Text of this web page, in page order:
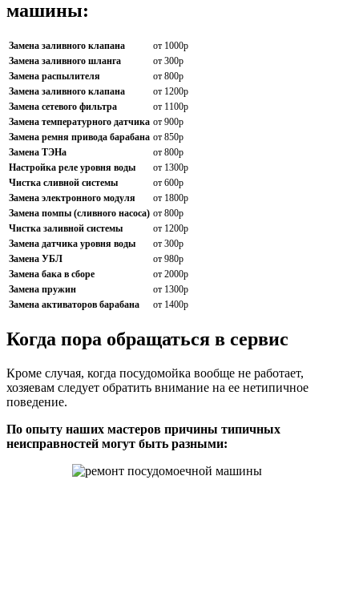
машины:
Замена заливного клапана
от 1000р
Замена заливного шланга
от 300р
Замена распылителя
от 800р
Замена заливного клапана
от 1200р
Замена сетевого фильтра
от 1100р
Замена температурного датчика от 900р
Замена ремня привода барабана от 850р
Замена ТЭНа
от 800р
Настройка реле уровня воды
от 1300р
Чистка сливной системы
от 600р
Замена электронного модуля
от 1800р
Замена помпы (сливного насоса) от 800р
Чистка заливной системы
от 1200р
Замена датчика уровня воды
от 300р
Замена УБЛ
от 980р
Замена бака в сборе
от 2000р
Замена пружин
от 1300р
Замена активаторов барабана
от 1400р
Когда пора обращаться в сервис
Кроме случая, когда посудомойка вообще не работает,
хозяевам следует обратить внимание на ее нетипичное
поведение.
По опыту наших мастеров причины типичных
неисправностей могут быть разными: